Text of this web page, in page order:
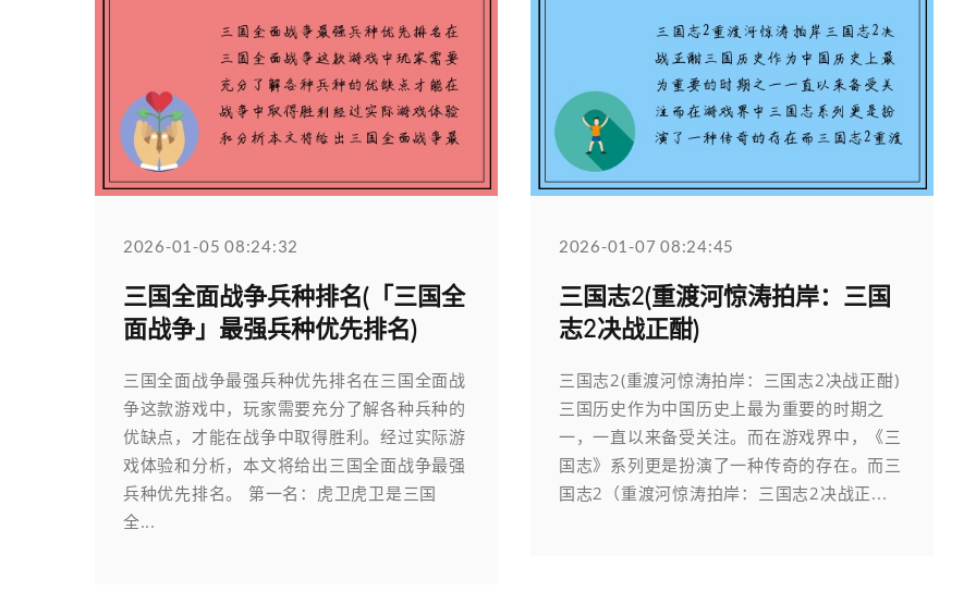
2026-01-05 08:24:32
三国全面战争兵种排名(「三国全
面战争」最强兵种优先排名)
三国全面战争最强兵种优先排名在三国全面战
争这款游戏中，玩家需要充分了解各种兵种的
优缺点，才能在战争中取得胜利。经过实际游
戏体验和分析，本文将给出三国全面战争最强
兵种优先排名。 第一名：虎卫虎卫是三国
全...
2026-01-07 08:24:45
三国志2(重渡河惊涛拍岸：三国
志2决战正酣)
三国志2(重渡河惊涛拍岸：三国志2决战正酣)
三国历史作为中国历史上最为重要的时期之
一，一直以来备受关注。而在游戏界中，《三
国志》系列更是扮演了一种传奇的存在。而三
国志2（重渡河惊涛拍岸：三国志2决战正...